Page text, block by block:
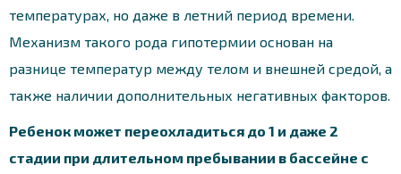
температурах, но даже в летний период времени.
Механизм такого рода гипотермии основан на
разнице температур между телом и внешней средой, а
также наличии дополнительных негативных факторов.
Ребенок может переохладиться до 1 и даже 2
стадии при длительном пребывании в бассейне с